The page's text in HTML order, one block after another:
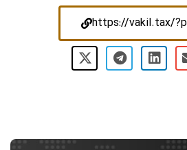
https://vakil.tax/